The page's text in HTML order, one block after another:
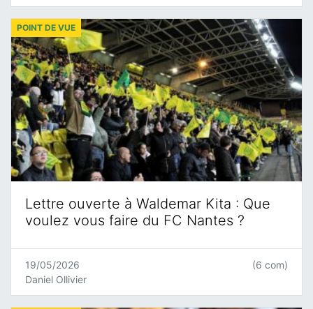
Lettre ouverte à Waldemar Kita : Que
voulez vous faire du FC Nantes ?
POINT DE VUE
19/05/2026
Daniel Ollivier
(6 com)